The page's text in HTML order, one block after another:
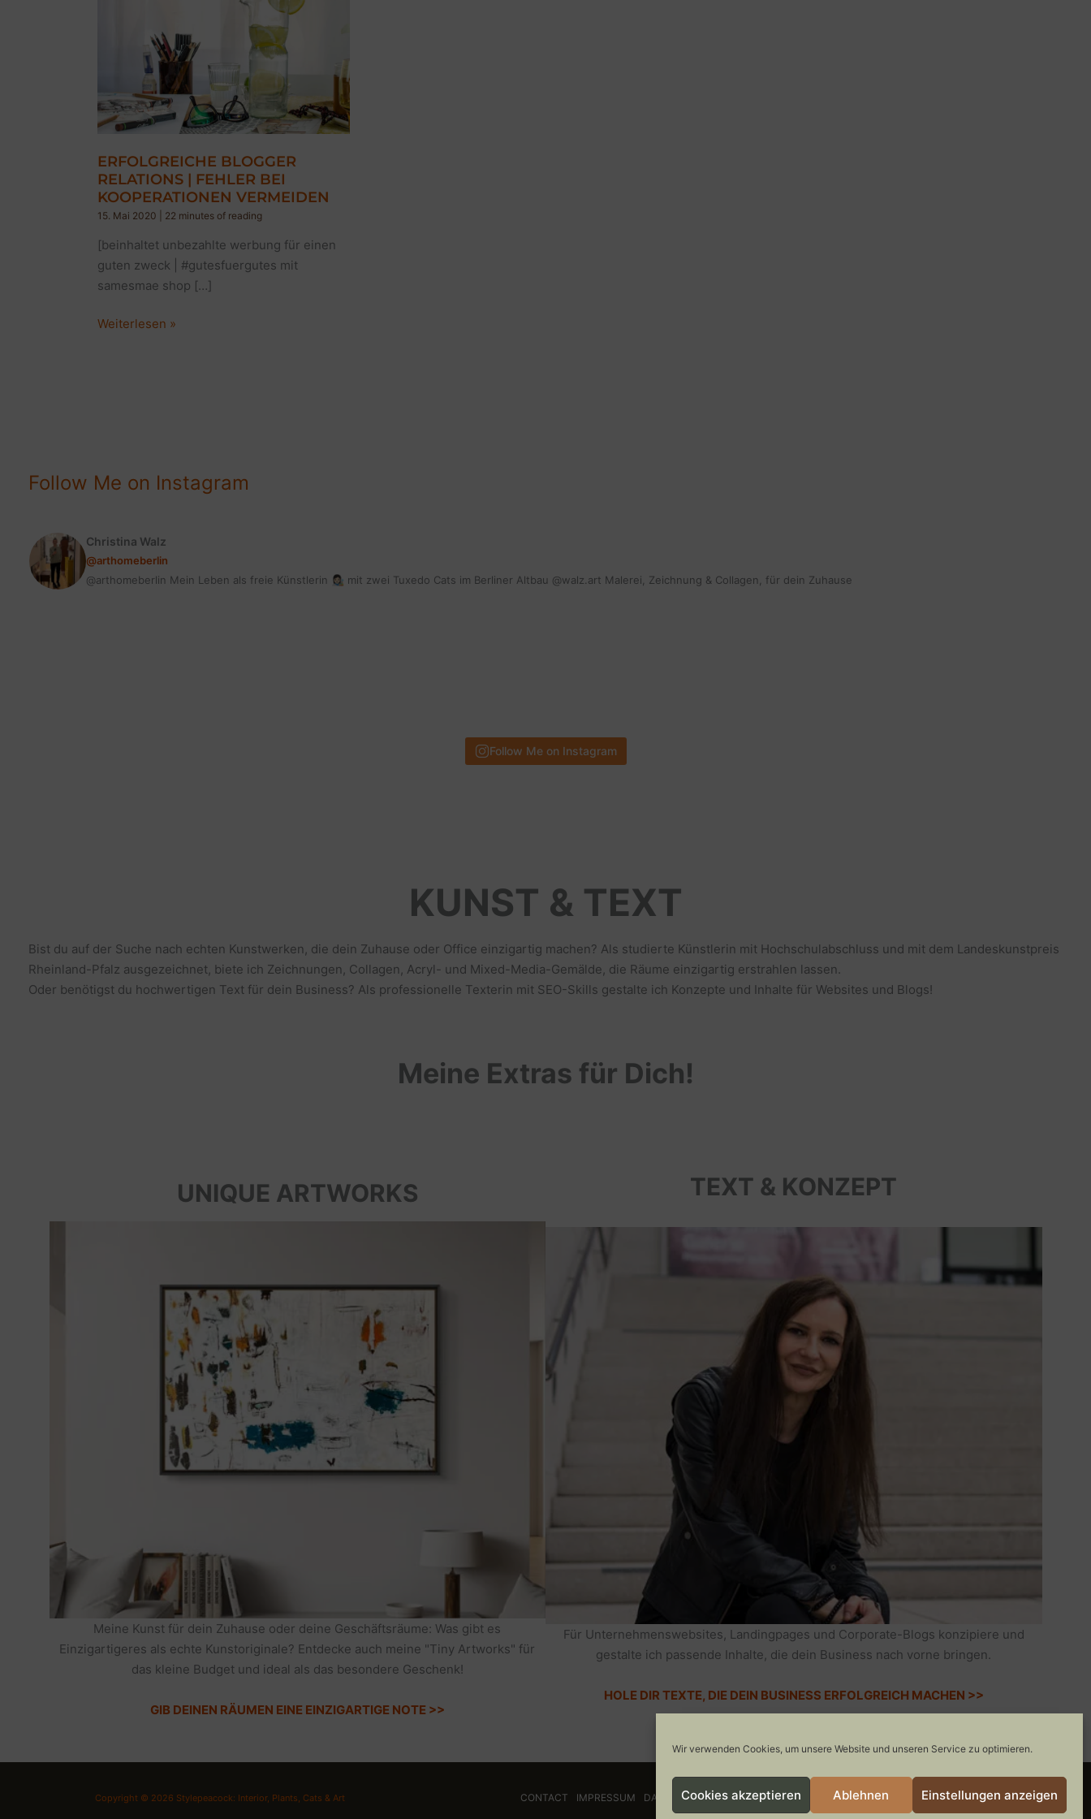
Wir verwenden Cookies, um unsere Website und unseren Service zu optimieren.
Cookies akzeptieren Ablehnen Einstellungen anzeigen
ERFOLGREICHE BLOGGER
RELATIONS | FEHLER BEI
KOOPERATIONEN VERMEIDEN
15. Mai 2020 22 minutes of reading
[beinhaltet unbezahlte werbung für einen
guten zweck | #gutesfuergutes mit
samesmae shop […]
ERFOLGREICHE
Weiterlesen »
Follow Me on Instagram
Christina Walz
@arthomeberlin
@arthomeberlin Mein Leben als freie Künstlerin 👩🏻‍🎨 mit zwei Tuxedo Cats im Berliner Altbau @walz.art Malerei, Zeichnung & Collagen, für dein Zuhause
Follow Me on Instagram
KUNST & TEXT
Bist du auf der Suche nach echten Kunstwerken, die dein Zuhause oder Office einzigartig machen? Als studierte Künstlerin mit Hochschulabschluss und mit dem Landeskunstpreis
Rheinland-Pfalz ausgezeichnet, biete ich Zeichnungen, Collagen, Acryl- und Mixed-Media-Gemälde, die Räume einzigartig erstrahlen lassen.
Oder benötigst du hochwertigen Text für dein Business? Als professionelle Texterin mit SEO-Skills gestalte ich Konzepte und Inhalte für Websites und Blogs!
Meine Extras für Dich!
UNIQUE ARTWORKS
Meine Kunst für dein Zuhause oder deine Geschäftsräume: Was gibt es
Einzigartigeres als echte Kunstoriginale? Entdecke auch meine "Tiny Artworks" für
das kleine Budget und ideal als das besondere Geschenk!
GIB DEINEN RÄUMEN EINE EINZIGARTIGE NOTE >>
TEXT & KONZEPT
Für Unternehmenswebsites, Landingpages und Corporate-Blogs konzipiere und
gestalte ich passende Inhalte, die dein Business nach vorne bringen.
HOLE DIR TEXTE, DIE DEIN BUSINESS ERFOLGREICH MACHEN >>
Copyright © 2026 Stylepeacock: Interior, Plants, Cats & Art CONTACT IMPRESSUM DATENSCHUTZ COOKIE-RICHTLINIE GEWINNSPIELE